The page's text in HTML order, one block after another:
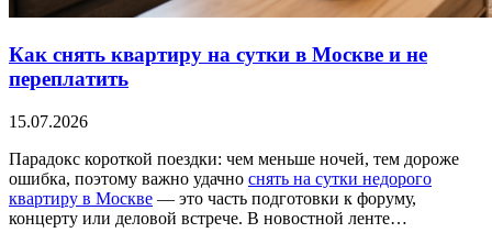
Как снять квартиру на сутки в Москве и не
переплатить
15.07.2026
Парадокс короткой поездки: чем меньше ночей, тем дороже
ошибка, поэтому важно удачно снять на сутки недорого
квартиру в Москве — это часть подготовки к форуму,
концерту или деловой встрече. В новостной ленте…